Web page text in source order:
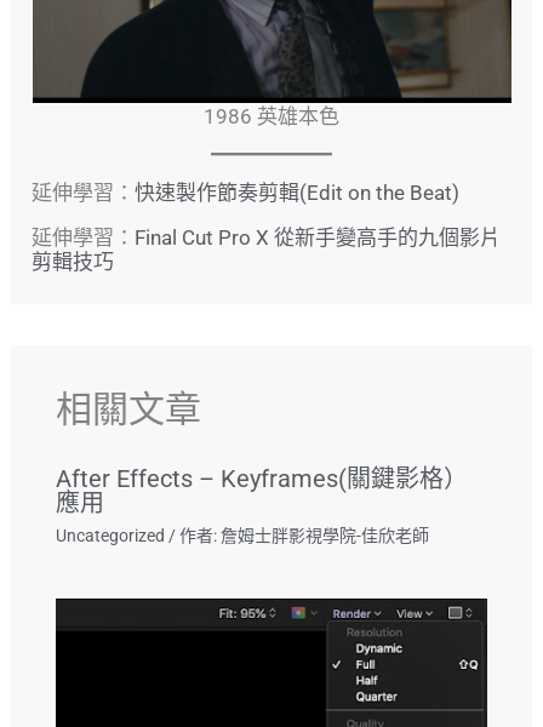
1986 英雄本色
延伸學習：快速製作節奏剪輯(Edit on the Beat)
延伸學習： Final Cut Pro X 從新手變高手的九個影片
剪輯技巧
相關文章
After Effects – Keyframes(關鍵影格）
應用
Uncategorized / 作者:詹姆士胖影視學院-佳欣老師